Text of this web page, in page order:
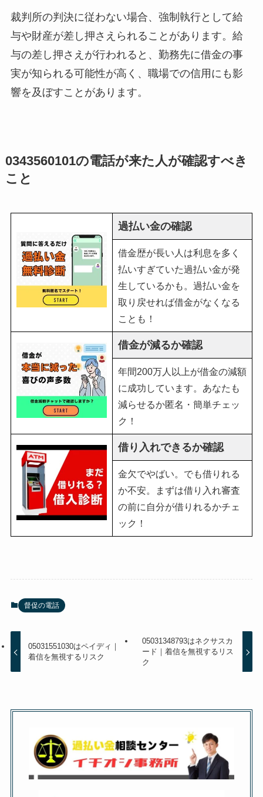
裁判所の判決に従わない場合、強制執行として給
与や財産が差し押さえられることがあります。給
与の差し押さえが行われると、勤務先に借金の事
実が知られる可能性が高く、職場での信用にも影
響を及ぼすことがあります。
0343560101の電話が来た人が確認すべき
こと
過払い金の確認
借金歴が長い人は利息を多く
払いすぎていた過払い金が発
生しているかも。過払い金を
取り戻せれば借金がなくなる
ことも！
借金が減るか確認
年間200万人以上が借金の減額
に成功しています。あなたも
減らせるか匿名・簡単チェッ
ク！
借り入れできるか確認
金欠でやばい。でも借りれる
か不安。まずは借り入れ審査
の前に自分が借りれるかチェ
ック！
督促の電話
05031551030はペイディ｜
着信を無視するリスク
05031348793はネクサスカ
ード｜着信を無視するリス
ク